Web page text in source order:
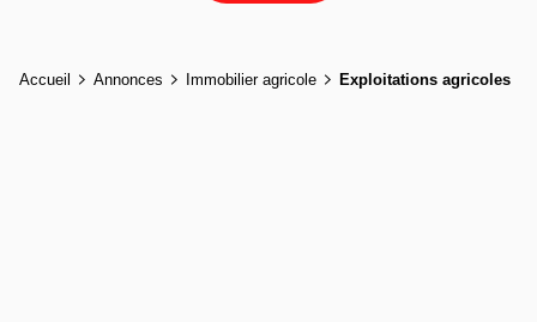
Accueil Annonces Immobilier agricole Exploitations agricoles